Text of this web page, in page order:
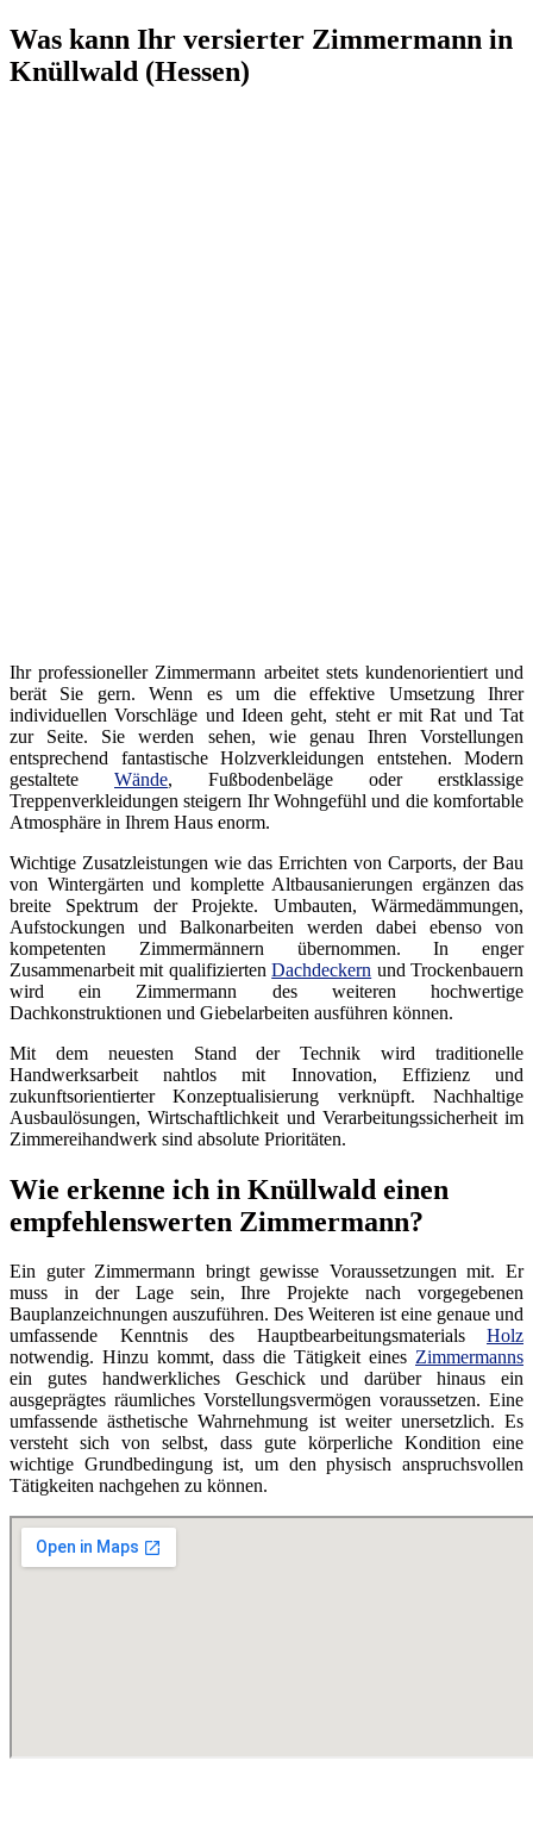
Was kann Ihr versierter Zimmermann in
Knüllwald (Hessen)
Ihr professioneller Zimmermann arbeitet stets kundenorientiert und
berät Sie gern. Wenn es um die effektive Umsetzung Ihrer
individuellen Vorschläge und Ideen geht, steht er mit Rat und Tat
zur Seite. Sie werden sehen, wie genau Ihren Vorstellungen
entsprechend fantastische Holzverkleidungen entstehen. Modern
gestaltete Wände, Fußbodenbeläge oder erstklassige
Treppenverkleidungen steigern Ihr Wohngefühl und die komfortable
Atmosphäre in Ihrem Haus enorm.
Wichtige Zusatzleistungen wie das Errichten von Carports, der Bau
von Wintergärten und komplette Altbausanierungen ergänzen das
breite Spektrum der Projekte. Umbauten, Wärmedämmungen,
Aufstockungen und Balkonarbeiten werden dabei ebenso von
kompetenten Zimmermännern übernommen. In enger
Zusammenarbeit mit qualifiziertenDachdeckern und Trockenbauern
wird ein Zimmermann des weiteren hochwertige
Dachkonstruktionen und Giebelarbeiten ausführen können.
Mit dem neuesten Stand der Technik wird traditionelle
Handwerksarbeit nahtlos mit Innovation, Effizienz und
zukunftsorientierter Konzeptualisierung verknüpft. Nachhaltige
Ausbaulösungen, Wirtschaftlichkeit und Verarbeitungssicherheit im
Zimmereihandwerk sind absolute Prioritäten.
Wie erkenne ich in Knüllwald einen
empfehlenswerten Zimmermann?
Ein guter Zimmermann bringt gewisse Voraussetzungen mit. Er
muss in der Lage sein, Ihre Projekte nach vorgegebenen
Bauplanzeichnungen auszuführen. Des Weiteren ist eine genaue und
umfassende Kenntnis des Hauptbearbeitungsmaterials Holz
notwendig. Hinzu kommt, dass die Tätigkeit eines Zimmermanns
ein gutes handwerkliches Geschick und darüber hinaus ein
ausgeprägtes räumliches Vorstellungsvermögen voraussetzen. Eine
umfassende ästhetische Wahrnehmung ist weiter unersetzlich. Es
versteht sich von selbst, dass gute körperliche Kondition eine
wichtige Grundbedingung ist, um den physisch anspruchsvollen
Tätigkeiten nachgehen zu können.